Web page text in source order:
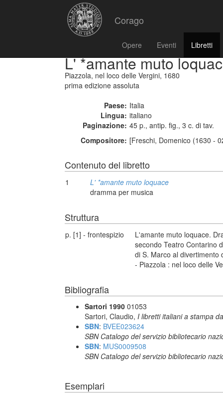
Corago
Opere Eventi Libretti
L' *amante muto
Piazzola, nel loco delle Vergini, 1680
prima edizione assoluta
Paese: Italia
Lingua: italiano
Paginazione: 45 p., antip. fig., 3 c. di tav.
Compositore: [Freschi, Domenico (1630 -
Contenuto del libretto
1
L' *amante muto loquace
dramma per musica
Struttura
p. [1] - frontespizio
L'amante muto loquace.
secondo Teatro Contarino
di S. Marco al divertimento
- Piazzola : nel loco delle
Bibliografia
Sartori 1990 01053
Sartori, Claudio, I libretti italiani a stampa
SBN: BVEE023624
SBN Catalogo del servizio bibliotecario
SBN: MUS0009508
SBN Catalogo del servizio bibliotecario
Esemplari